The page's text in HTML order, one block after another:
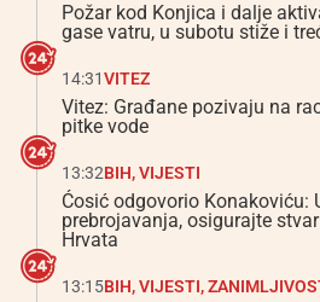
Požar kod Konjica i dalje
gase vatru, u subotu stiže i
14:31VITEZ
Vitez: Građane pozivaju na
pitke vode
13:32BIH,VIJESTI
Ćosić odgovorio Konakoviću:
prebrojavanja, osigurajte
Hrvata
13:15BIH,VIJESTI,